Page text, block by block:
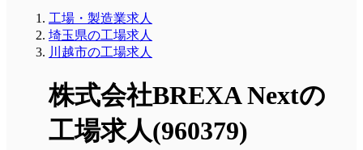
工場・製造業求人
埼玉県の工場求人
川越市の工場求人
株式会社BREXA Nextの
工場求人(960379)